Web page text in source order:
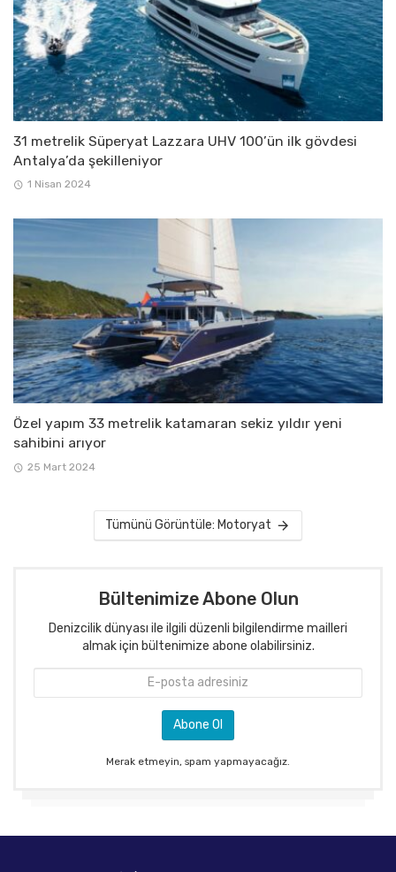
31 metrelik Süperyat Lazzara UHV 100’ün ilk gövdesi
Antalya’da şekilleniyor
1 Nisan 2024
Özel yapım 33 metrelik katamaran sekiz yıldır yeni
sahibini arıyor
25 Mart 2024
Tümünü Görüntüle: Motoryat
Bültenimize Abone Olun
Denizcilik dünyası ile ilgili düzenli bilgilendirme mailleri
almak için bültenimize abone olabilirsiniz.
Merak etmeyin, spam yapmayacağız.